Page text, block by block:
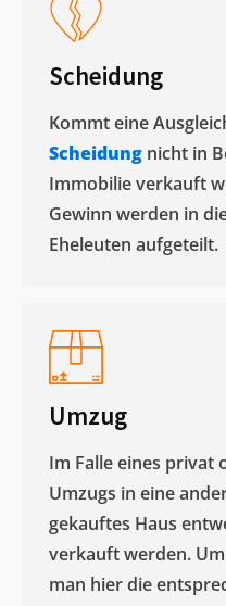
Scheidung
Kommt eine
Scheidung nicht in
Immobilie verkauft
Gewinn werden in
Eheleuten aufgeteilt.​
Umzug
Im Falle eines privat
Umzugs in eine
gekauftes Haus
verkauft werden.
man hier die